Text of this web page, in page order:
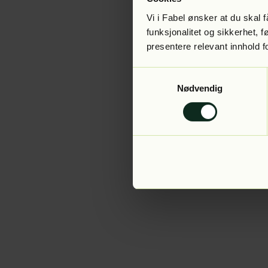
Vi i Fabel ønsker at du skal
funksjonalitet og sikkerhet,
presentere relevant innhold
Nødvendig
Application